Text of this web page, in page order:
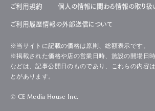
ご利用規約 個人の情報に関わる情報の取り扱
ご利用履歴情報の外部送信について
※当サイトに記載の価格は原則、総額表示です。
※掲載された価格や店の営業日時、施設の開場日
などは、記事公開日のものであり、これらの内容
とがあります。
© CE Media House Inc.